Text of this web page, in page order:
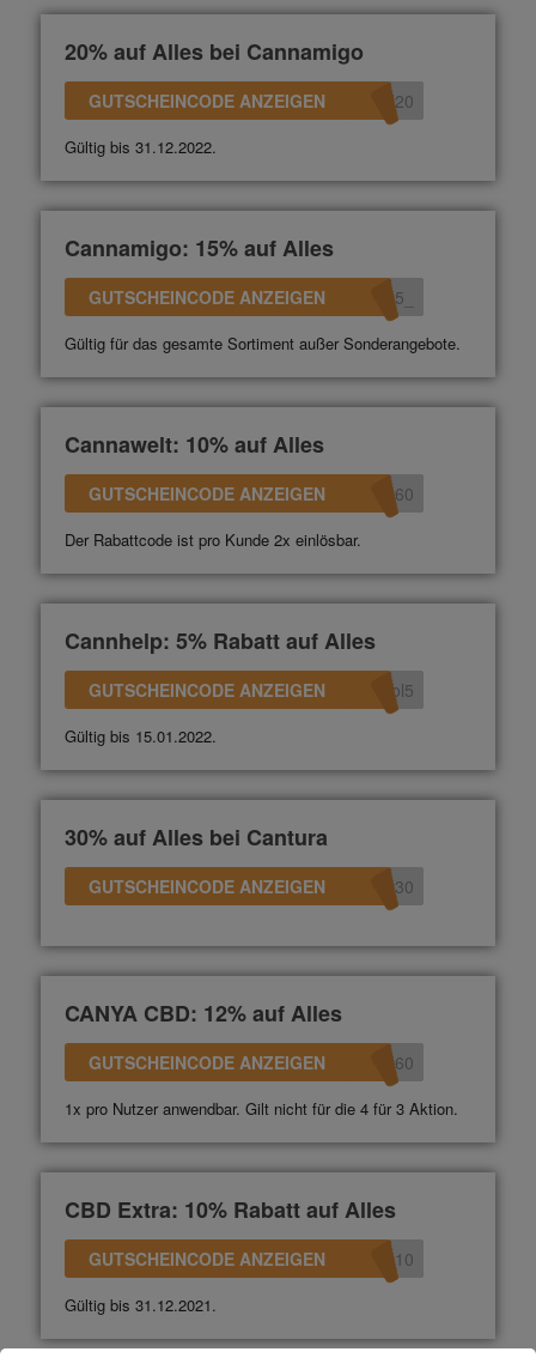
20% auf Alles bei Cannamigo
GUTSCHEINCODE ANZEIGEN N20
Gültig bis 31.12.2022.
Cannamigo: 15% auf Alles
GUTSCHEINCODE ANZEIGEN
Gültig für das gesamte Sortiment außer Sonderangebote.
Cannawelt: 10% auf Alles
GUTSCHEINCODE ANZEIGEN 360
Der Rabattcode ist pro Kunde 2x einlösbar.
Cannhelp: 5% Rabatt auf Alles
GUTSCHEINCODE ANZEIGEN ol5
Gültig bis 15.01.2022.
30% auf Alles bei Cantura
GUTSCHEINCODE ANZEIGEN e30
CANYA CBD: 12% auf Alles
GUTSCHEINCODE ANZEIGEN 360
1x pro Nutzer anwendbar. Gilt nicht für die 4 für 3 Aktion.
CBD Extra: 10% Rabatt auf Alles
GUTSCHEINCODE ANZEIGEN n10
Gültig bis 31.12.2021.